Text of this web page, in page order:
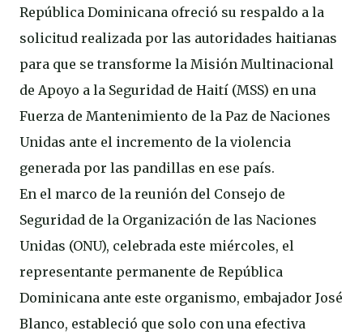
República Dominicana ofreció su respaldo a la
solicitud realizada por las autoridades haitianas
para que se transforme la Misión Multinacional
de Apoyo a la Seguridad de Haití (MSS) en una
Fuerza de Mantenimiento de la Paz de Naciones
Unidas ante el incremento de la violencia
generada por las pandillas en ese país.
En el marco de la reunión del Consejo de
Seguridad de la Organización de las Naciones
Unidas (ONU), celebrada este miércoles, el
representante permanente de República
Dominicana ante este organismo, embajador José
Blanco, estableció que solo con una efectiva